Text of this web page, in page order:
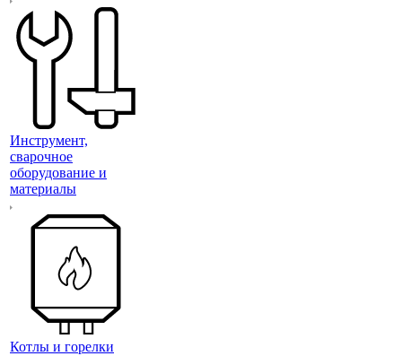
Инструмент,
сварочное
оборудование и
материалы
Котлы и горелки